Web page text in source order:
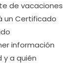
de vacaciones
un Certificado
información
y a quién